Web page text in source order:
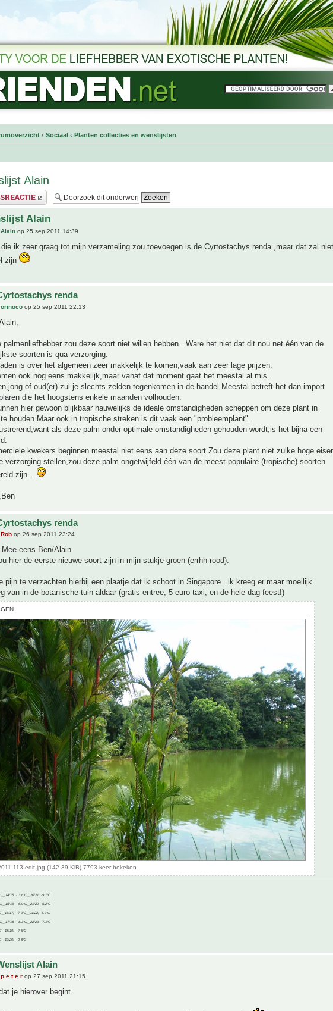
‹ Sociaal ‹ Planten collecties en wenslijsten
Alain
reactie
Alain
Alain op 25 sep 2011 14:39
die ik zeer graag tot mijn verzameling zou toevoegen is de Cyrtostachys renda ,maar dat zal niet
zijn
renda
orinoco op 25 sep 2011 22:13
palmenliefhebber zou deze soort niet willen hebben...Ware het niet dat dit nou net één van de
soorten is qua verzorging.
is over het algemeen zeer makkelijk te komen,vaak aan zeer lage prijzen.
ook nog eens makkelijk,maar vanaf dat moment gaat het meestal al mis.
of oud(er) zul je slechts zelden tegenkomen in de handel.Meestal betreft het dan import
die het hoogstens enkele maanden volhouden.
hier gewoon blijkbaar nauwelijks de ideale omstandigheden scheppen om deze plant in
houden.Maar ook in tropische streken is dit vaak een "probleemplant".
als deze palm onder optimale omstandigheden gehouden wordt,is het bijna een
kwekers beginnen meestal niet eens aan deze soort.Zou deze plant niet zulke hoge
verzorging stellen,zou deze palm ongetwijfeld één van de meest populaire (tropische) soorten
zijn...
renda
Rob op 26 sep 2011 23:24
Mee eens Ben/Alain.
hier de eerste nieuwe soort zijn in mijn stukje groen (errhh rood).
pijn te verzachten hierbij een plaatje dat ik schoot in Singapore...ik kreeg er maar moeilijk
van in de botanische tuin aldaar (gratis entree, 5 euro taxi, en de hele dag feest!)
113 edit.jpg (142.39 KiB) 7793 keer bekeken
15, - 3.6°C__20/21, -9.1°C
16, - 5.9°C__21/22, -5.2°C
17, - 7.9°C__21/22, -6.9°C
18, - 8.3°C__22/23, -7.1°C
19, - 7.5°C
20, - 2.8°C
Alain
p e t e r op 27 sep 2011 21:15
je hierover begint.